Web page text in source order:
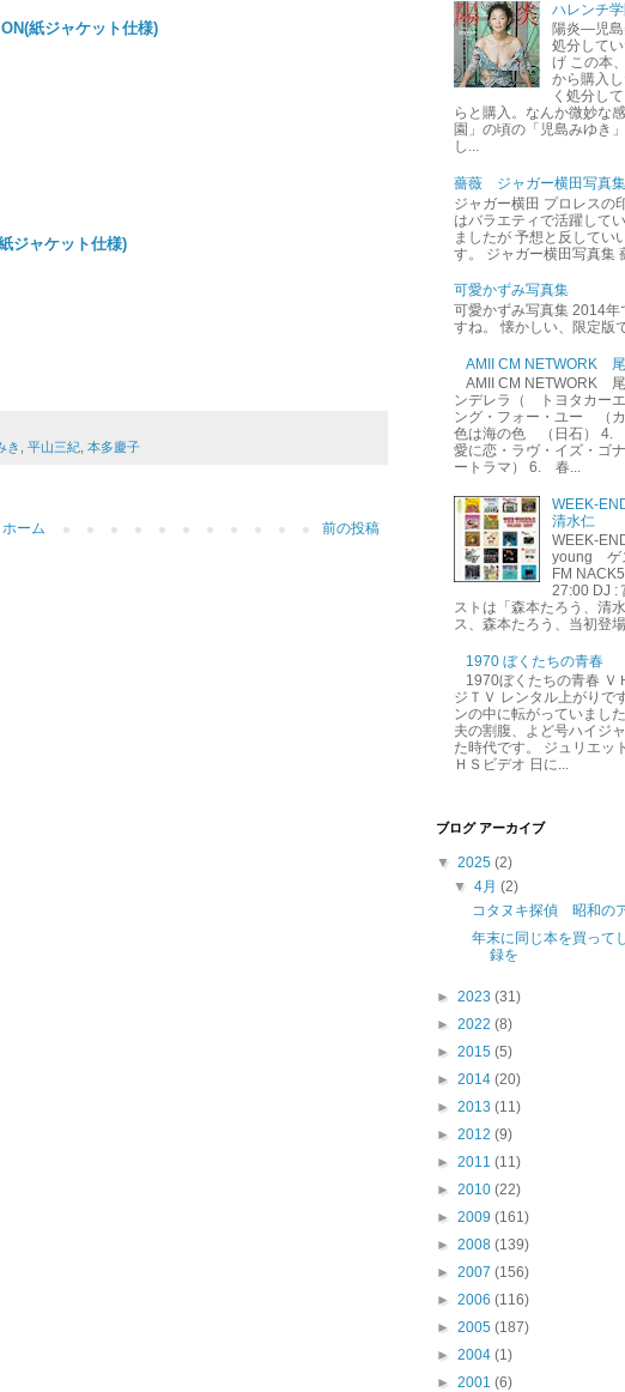
紙ジャケット仕様)
ジャケット仕様)
き 平山三紀 本多慶子
前の投稿
ホーム
ハレンチ
陽炎―児島
処分して
げ この本
から購入
く処分し
らと購入。なんか微妙な
園」の頃の「児島みゆき
し...
薔薇 ジャガー横田写真集
ジャガー横田 プロレスの
はバラエティで活躍して
ましたが 予想と反してい
す。 ジャガー横田写真集
可愛かずみ写真集
可愛かずみ写真集 2014
すね。 懐かしい、限定版
AMII CM NETWORK
AMII CM NETWORK
ンデレラ（ トヨタカー
ング・フォー・ユー （
色は海の色 （日石）
愛に恋・ラヴ・イズ・ゴ
ートラマ） 6. 春...
WEEK-
清水仁
WEEK-
young ゲ
FM
27:00 DJ :
ストは「森本たろう、清
ス、森本たろう、当初登
1970 ぼくたちの青春
1970ぼくたちの青春
ジＴＶ レンタル上がりで
ンの中に転がっていまし
夫の割腹、よど号ハイジ
た時代です。 ジュリエ
ＨＳビデオ 日に...
ブログ アーカイブ
▼ 2025 (2)
▼4月(2)
コタヌキ探偵 昭和の
年末に同じ本を買って
録を
► 2023 (31)
► 2022 (8)
► 2015 (5)
► 2014 (20)
► 2013 (11)
► 2012 (9)
► 2011 (11)
► 2010 (22)
► 2009 (161)
► 2008 (139)
► 2007 (156)
► 2006 (116)
► 2005 (187)
► 2004 (1)
► 2001 (6)